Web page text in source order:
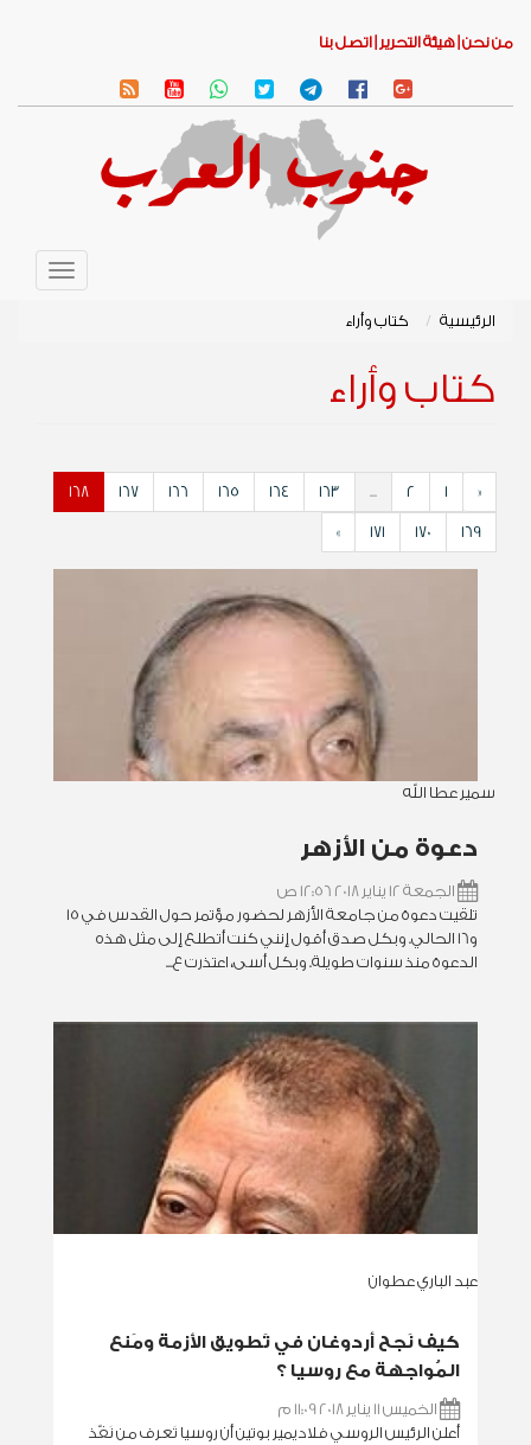
من نحن | هيئة التحرير | اتصل بنا
Toggle
الرئيسية
كتاب وأراء
كتاب وأراء
«
1
2
...
163
164
165
166
167
168
169
170
171
»
سمير عطا الله
دعوة من الأزهر
الجمعة 12 يناير 2018 12:56 ص
تلقيت دعوة من جامعة الأزهر لحضور مؤتمر حول القدس في 15
و16 الحالي. وبكل صدق أقول إنني كنت أتطلع إلى مثل هذه
الدعوة منذ سنوات طويلة. وبكل أسى، اعتذرت ع...
عبد الباري عطوان
كيف نَجح أردوغان في تَطويق الأزمة ومَنع
المُواجهة مع روسيا ؟
الخميس 11 يناير 2018 11:09 م
أعلن الرئيس الروسي فلاديمير بوتين أن روسيا تَعرف من نَفّذ